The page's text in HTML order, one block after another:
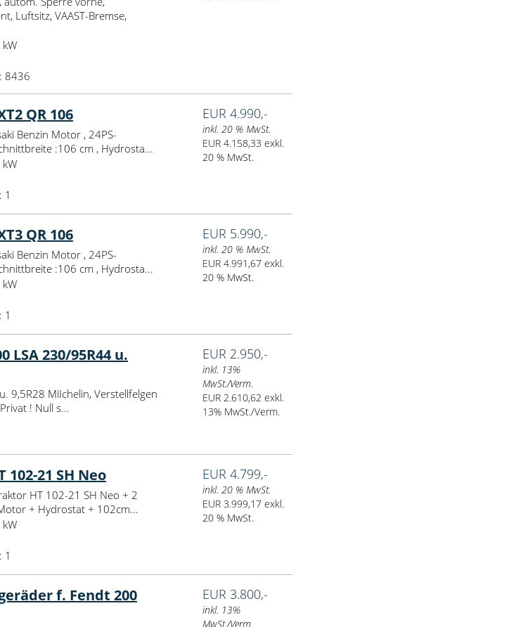
Luftsitz, VAAST-Bremse,
8436
QR 106
Benzin Motor , 24PS-
:106 cm , Hydrosta...
1
EUR 4.990,-
inkl. 20 % MwSt.
EUR 4.158,33 exkl.
20 % MwSt.
QR 106
Benzin Motor , 24PS-
:106 cm , Hydrosta...
1
EUR 5.990,-
inkl. 20 % MwSt.
EUR 4.991,67 exkl.
20 % MwSt.
LSA 230/95R44 u.
9,5R28 MiIchelin, Verstellfelgen
! Null s...
EUR 2.950,-
inkl. 13%
MwSt./Verm.
EUR 2.610,62 exkl.
13% MwSt./Verm.
102-21 SH Neo
HT 102-21 SH Neo + 2
+ Hydrostat + 102cm...
1
EUR 4.799,-
inkl. 20 % MwSt.
EUR 3.999,17 exkl.
20 % MwSt.
f. Fendt 200
EUR 3.800,-
inkl. 13%
MwSt./Verm.